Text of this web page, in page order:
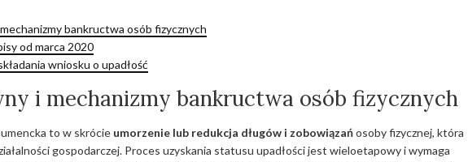
bankructwa osób fizycznych
od marca 2020
wniosku o upadłość
i mechanizmy bankructwa osób fizycznych
to w skrócie umorzenie lub redukcja długów i zobowiązańosoby fizycznej, która
gospodarczej. Proces uzyskania statusu upadłości jest wieloetapowy i wymaga